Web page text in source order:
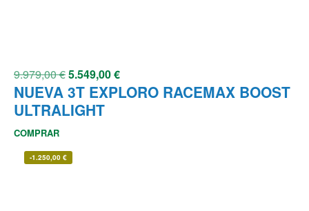
9.979,00€5.549,00€
NUEVA 3T EXPLORO RACEMAX BOOST
ULTRALIGHT
COMPRAR
-1.250,00 €